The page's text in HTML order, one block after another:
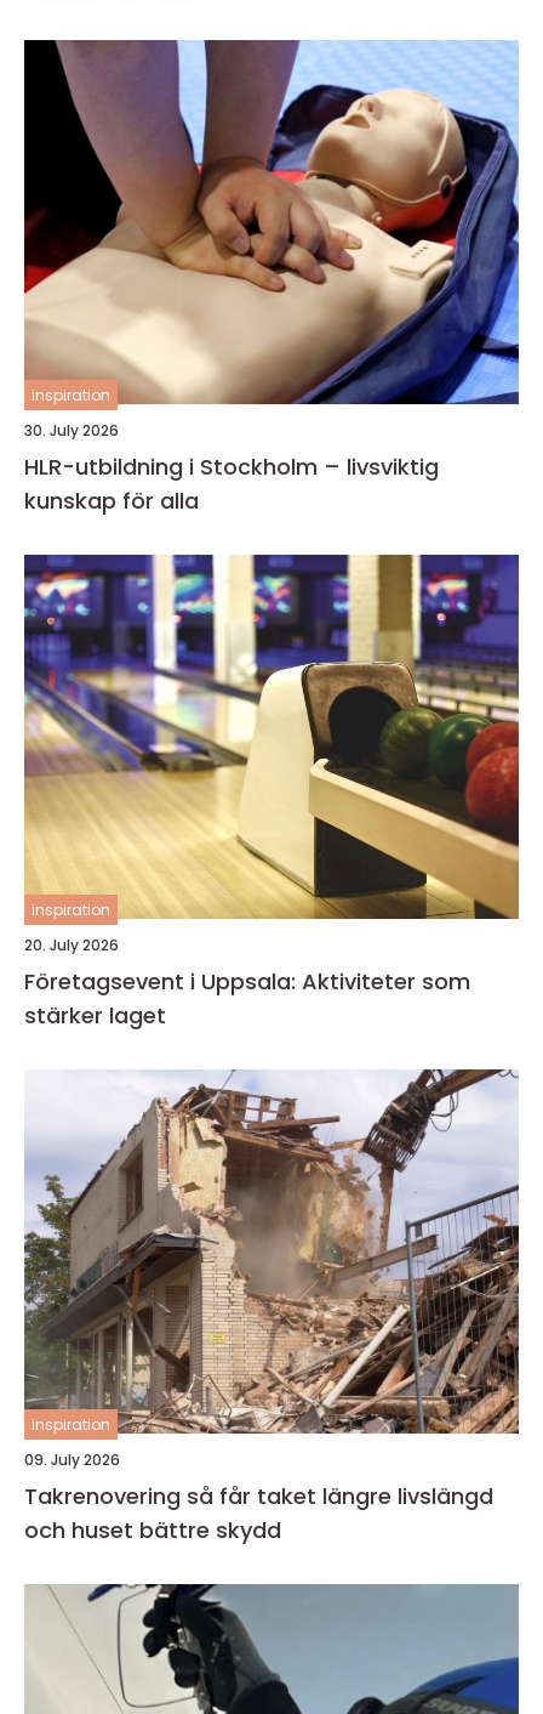
inspiration
30. July 2026
HLR-utbildning i Stockholm – livsviktig
kunskap för alla
inspiration
20. July 2026
Företagsevent i Uppsala: Aktiviteter som
stärker laget
inspiration
09. July 2026
Takrenovering så får taket längre livslängd
och huset bättre skydd